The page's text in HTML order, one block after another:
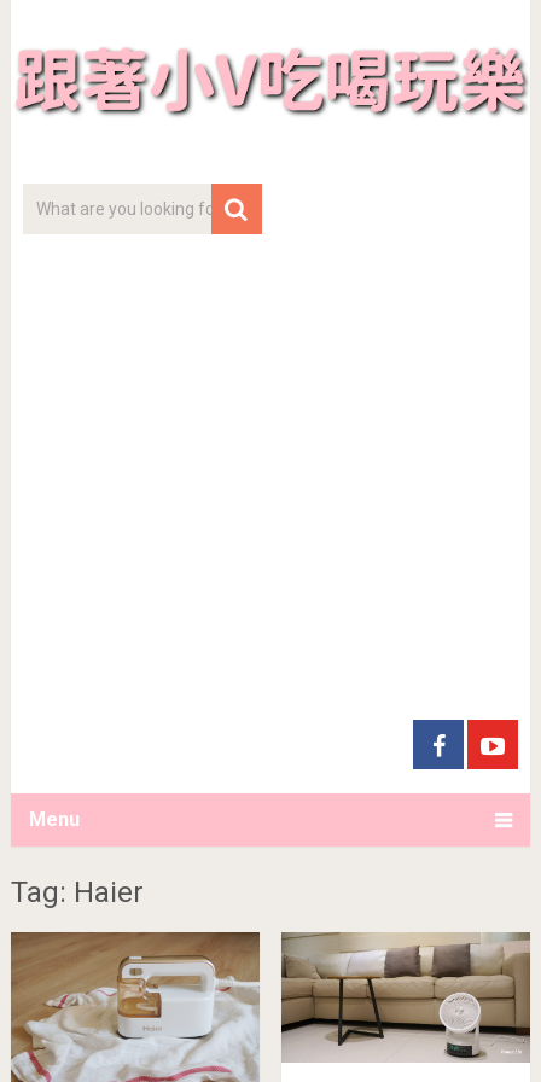
Menu
Tag: Haier